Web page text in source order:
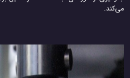
می‌کند.